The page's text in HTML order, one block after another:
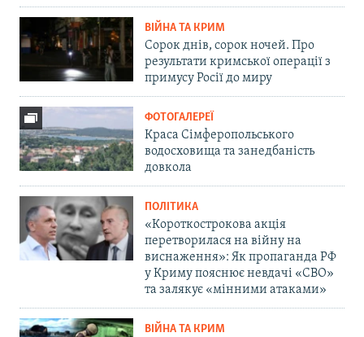
ВІЙНА ТА КРИМ
Сорок днів, сорок ночей. Про
результати кримської операції з
примусу Росії до миру
ФОТОГАЛЕРЕЇ
Краса Сімферопольського
водосховища та занедбаність
довкола
ПОЛІТИКА
«Короткострокова акція
перетворилася на війну на
виснаження»: Як пропаганда РФ
у Криму пояснює невдачі «СВО»
та залякує «мінними атаками»
ВІЙНА ТА КРИМ